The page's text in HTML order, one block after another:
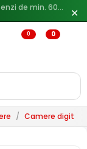
Vezi ofertele ✕
0 0
/ Camere digitale